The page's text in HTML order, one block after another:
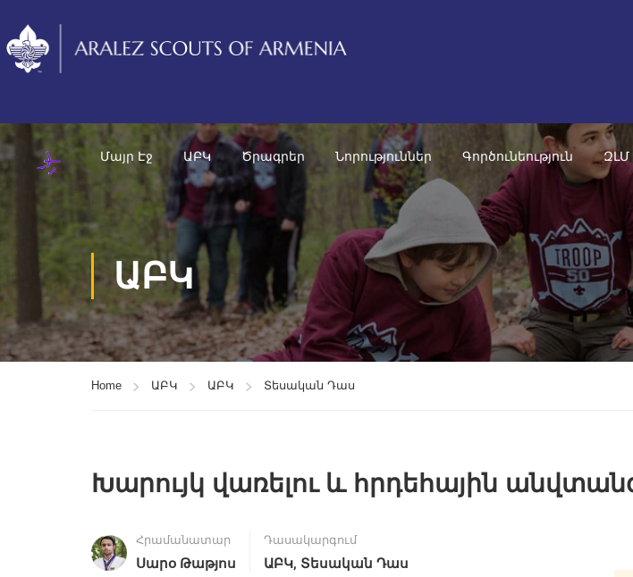
Մայր Էջ ԱԲԿ Ծրագրեր Նորություններ Գործունեություն ԶԼՄ
ԱԲԿ
Home ԱԲԿ ԱԲԿ Տեսական Դաս
Խարույկ վառելու և հրդեհային
Հրամանատար
Սարօ Թաթյոս
Դասակարգում
ԱԲԿ, Տեսական Դաս